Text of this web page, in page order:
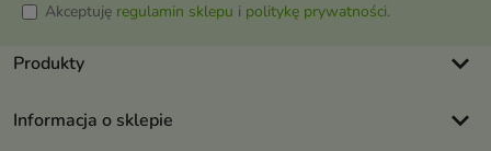
Akceptuję regulamin sklepu i politykę prywatności.
Produkty keyboard_arrow_down
Informacja o sklepie keyboard_arrow_down